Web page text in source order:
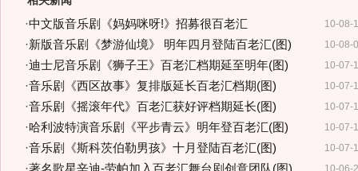
10-08-
·中文版音乐剧《妈妈咪呀!》招募很百老汇
10-08-
·新版音乐剧《梦游仙境》 明年四月登陆百老汇(图)
10-07-
·迪士尼音乐剧《狮子王》百老汇档期延至明年(图)
10-07-
·音乐剧《西区故事》复排版延长百老汇档期(图)
10-07-
·音乐剧《摇滚年代》百老汇获好评档期延长(图)
10-07-
·哈利波特演音乐剧《平步青云》明年登百老汇(图)
10-07-
·音乐剧《斯科茨伯勒男孩》十月登陆百老汇(图)
10-06-